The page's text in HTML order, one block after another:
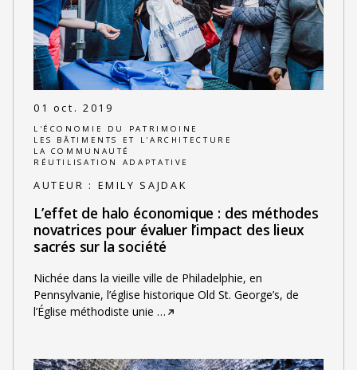
01 oct. 2019
L'ÉCONOMIE DU PATRIMOINE
LES BÂTIMENTS ET L'ARCHITECTURE
LA COMMUNAUTÉ
RÉUTILISATION ADAPTATIVE
AUTEUR : EMILY SAJDAK
L’effet de halo économique : des méthodes
novatrices pour évaluer l’impact des lieux
sacrés sur la société
Nichée dans la vieille ville de Philadelphie, en
Pennsylvanie, l’église historique Old St. George’s, de
l’Église méthodiste unie …